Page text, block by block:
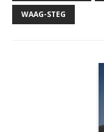
WAAG-STEG